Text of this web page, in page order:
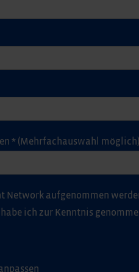
* (Mehrfachauswahl möglich)
Network aufgenommen
habe ich zur Kenntnis